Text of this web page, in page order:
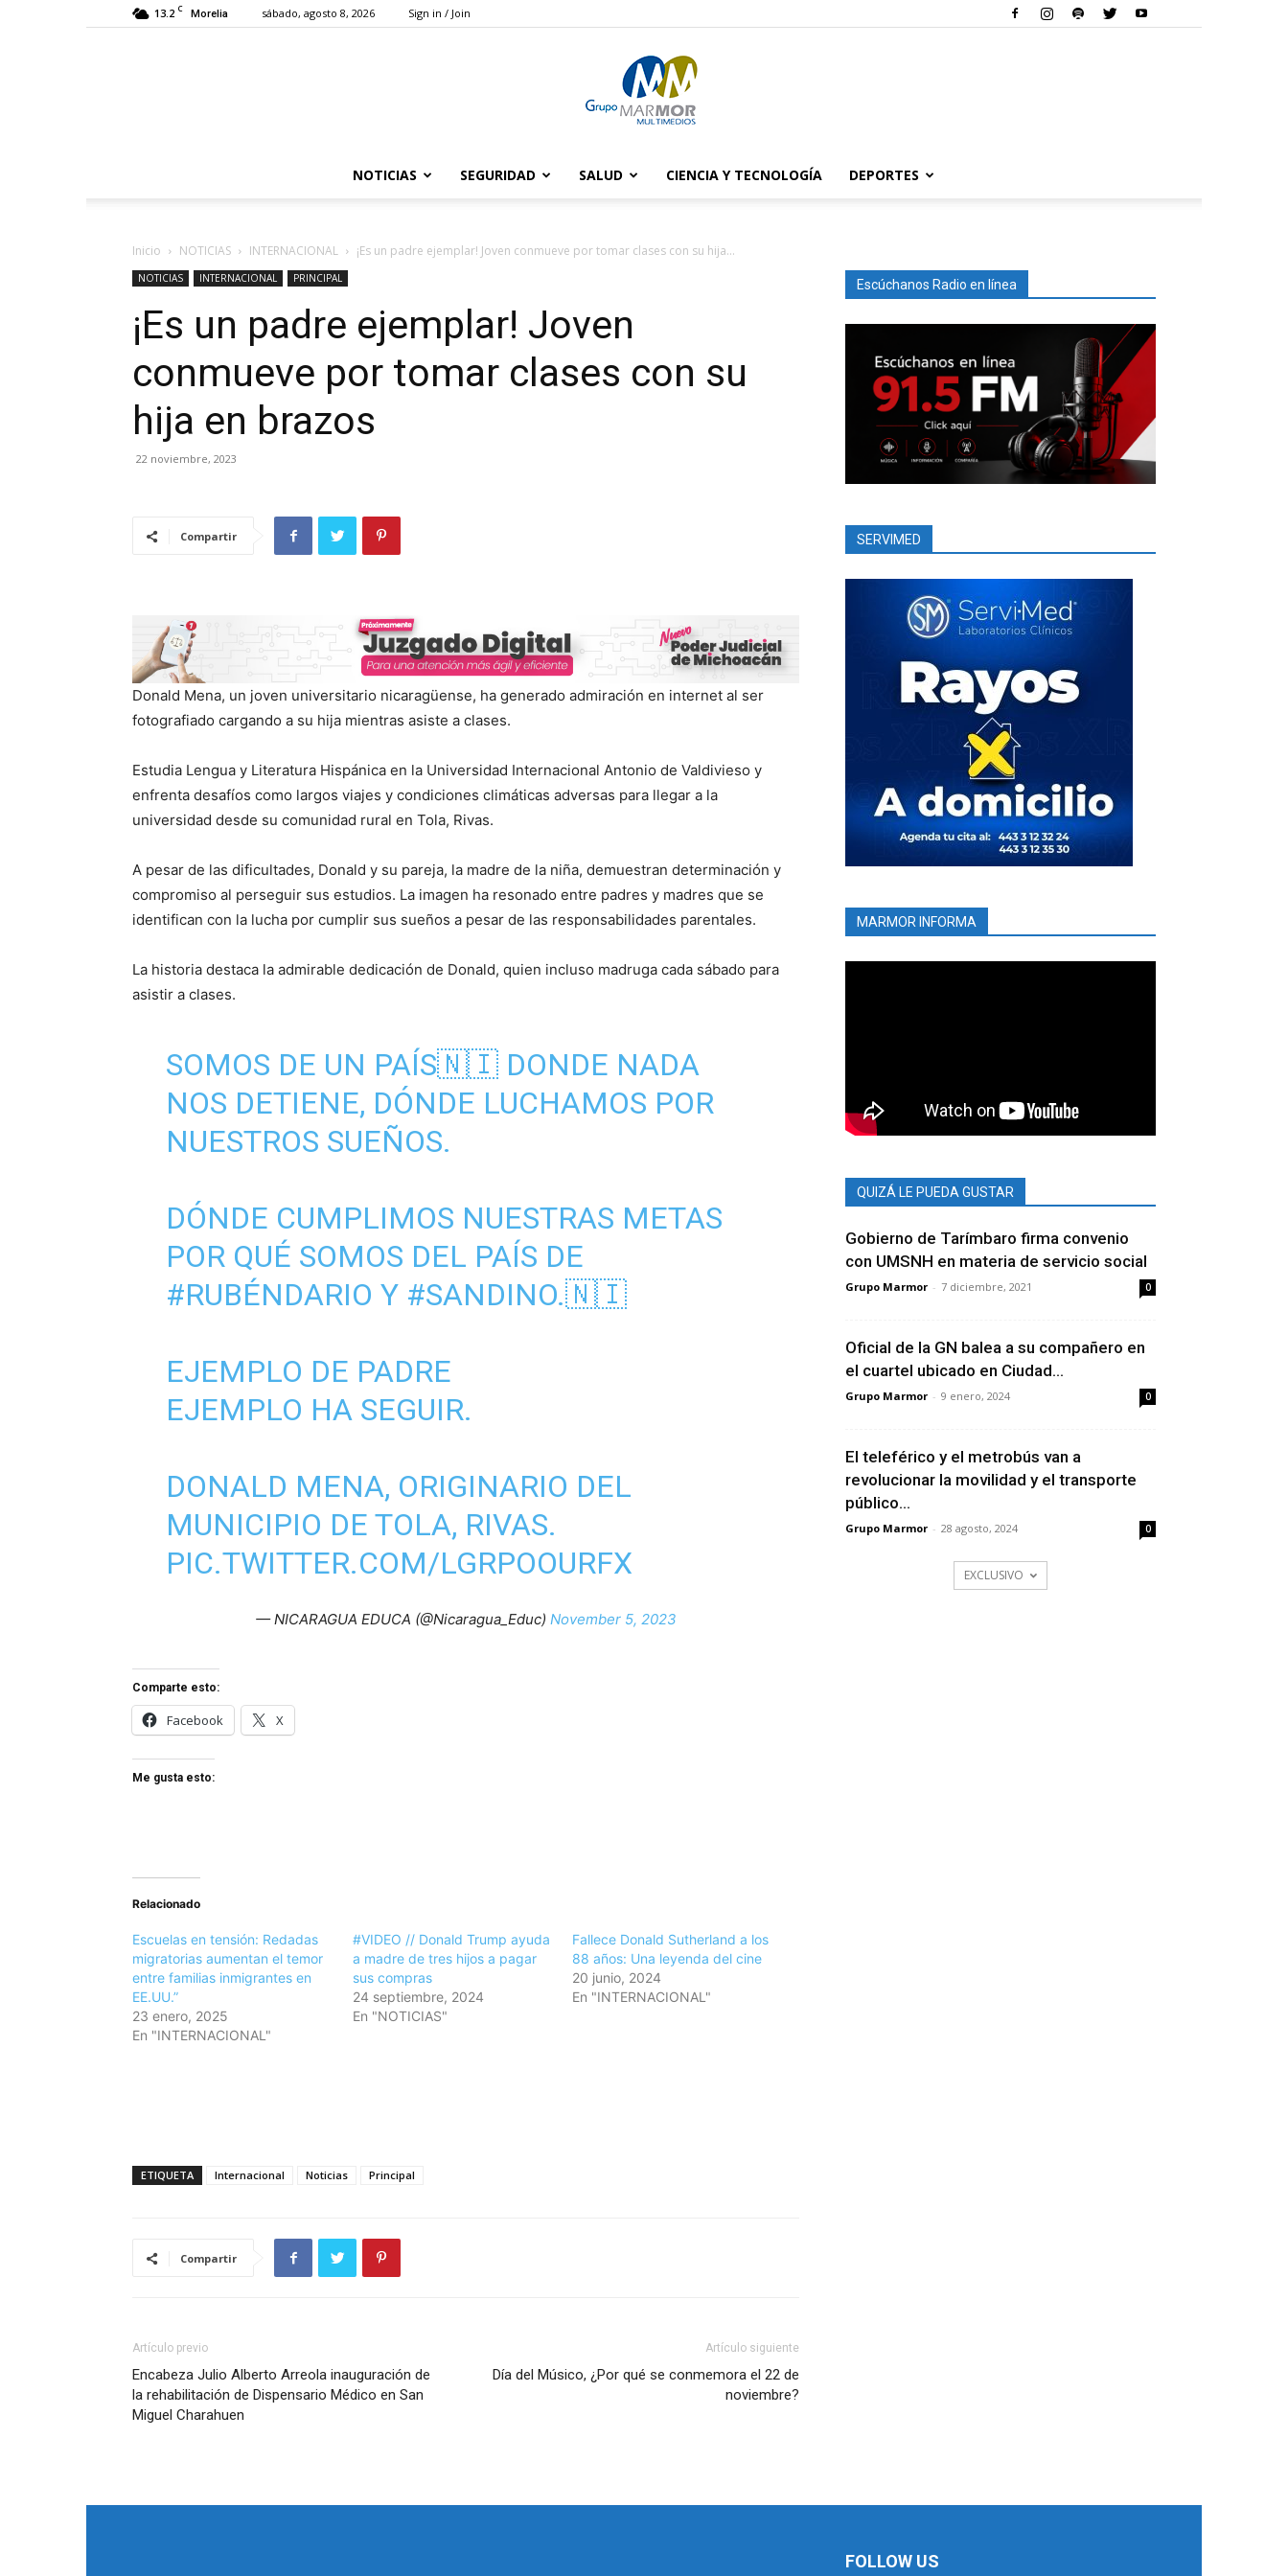
13.2 C Morelia sábado, agosto 8, 2026 Sign in / Join
NOTICIAS SEGURIDAD SALUD CIENCIA Y TECNOLOGÍA DEPORTES
Inicio NOTICIAS INTERNACIONAL ¡Es un padre ejemplar! Joven conmueve por tomar clases con su hija...
NOTICIAS INTERNACIONAL PRINCIPAL
¡Es un padre ejemplar! Joven
conmueve por tomar clases con su
hija en brazos
22 noviembre, 2023
Compartir
Donald Mena, un joven universitario nicaragüense, ha generado admiración en internet al ser
fotografiado cargando a su hija mientras asiste a clases.
Estudia Lengua y Literatura Hispánica en la Universidad Internacional Antonio de Valdivieso y
enfrenta desafíos como largos viajes y condiciones climáticas adversas para llegar a la
universidad desde su comunidad rural en Tola, Rivas.
A pesar de las dificultades, Donald y su pareja, la madre de la niña, demuestran determinación y
compromiso al perseguir sus estudios. La imagen ha resonado entre padres y madres que se
identifican con la lucha por cumplir sus sueños a pesar de las responsabilidades parentales.
La historia destaca la admirable dedicación de Donald, quien incluso madruga cada sábado para
asistir a clases.
SOMOS DE UN PAÍS🇳🇮 DONDE NADA
NOS DETIENE, DÓNDE LUCHAMOS POR
NUESTROS SUEÑOS.
DÓNDE CUMPLIMOS NUESTRAS METAS
POR QUÉ SOMOS DEL PAÍS DE
#RUBÉNDARIO Y #SANDINO.🇳🇮
EJEMPLO DE PADRE
EJEMPLO HA SEGUIR.
DONALD MENA, ORIGINARIO DEL
MUNICIPIO DE TOLA, RIVAS.
PIC.TWITTER.COM/LGRPOOURFX
— NICARAGUA EDUCA (@Nicaragua_Educ) November 5, 2023
Comparte esto:
Facebook X
Me gusta esto:
Relacionado
Escuelas en tensión: Redadas
migratorias aumentan el temor
entre familias inmigrantes en
EE.UU.”
23 enero, 2025
En "INTERNACIONAL"
#VIDEO // Donald Trump ayuda
a madre de tres hijos a pagar
sus compras
24 septiembre, 2024
En "NOTICIAS"
Fallece Donald Sutherland a los
88 años: Una leyenda del cine
20 junio, 2024
En "INTERNACIONAL"
ETIQUETA Internacional Noticias Principal
Compartir
Artículo previo
Encabeza Julio Alberto Arreola inauguración de
la rehabilitación de Dispensario Médico en San
Miguel Charahuen
Artículo siguiente
Día del Músico, ¿Por qué se conmemora el 22 de
noviembre?
Escúchanos Radio en línea
SERVIMED
MARMOR INFORMA
QUIZÁ LE PUEDA GUSTAR
Gobierno de Tarímbaro firma convenio
con UMSNH en materia de servicio social
Grupo Marmor - 7 diciembre, 2021 0
Oficial de la GN balea a su compañero en
el cuartel ubicado en Ciudad...
Grupo Marmor - 9 enero, 2024 0
El teleférico y el metrobús van a
revolucionar la movilidad y el transporte
público...
Grupo Marmor - 28 agosto, 2024 0
EXCLUSIVO
FOLLOW US